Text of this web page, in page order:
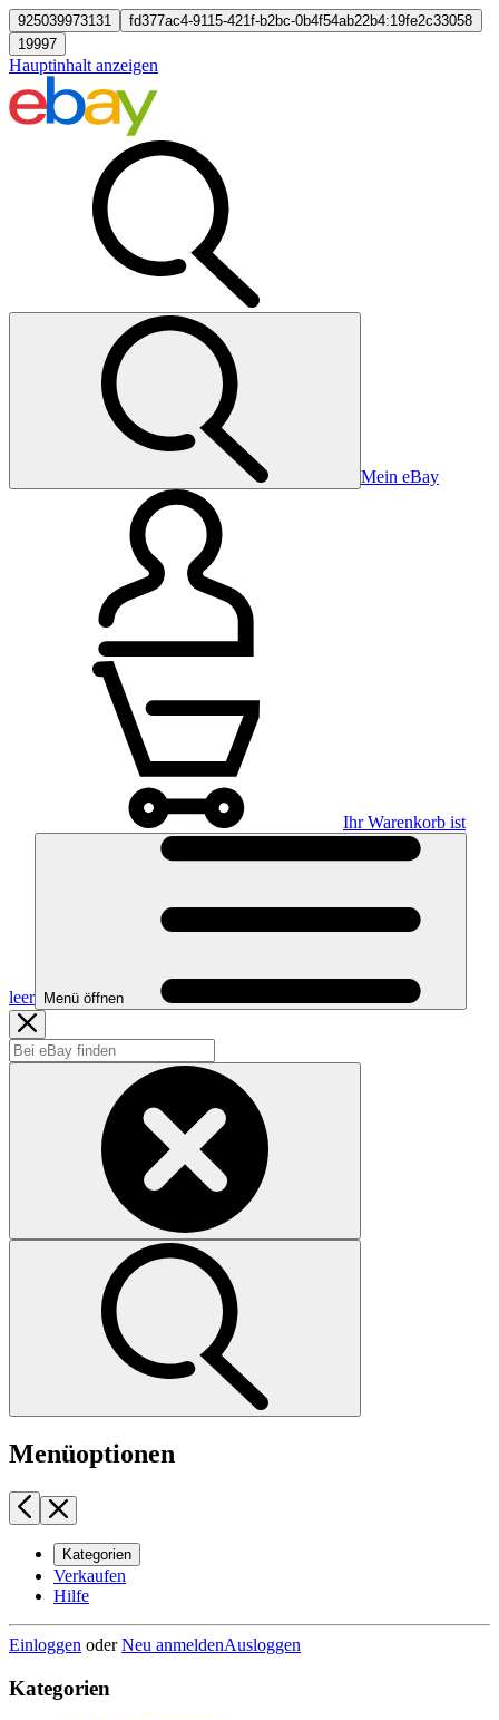
925039973131
fd377ac4-9115-421f-b2bc-0b4f54ab22b4:19fe2c33058
19997
Hauptinhalt anzeigen
Mein eBay
Ihr Warenkorb ist
leer Menü öffnen
Menüoptionen
Kategorien
Verkaufen
Hilfe
Einloggen oderNeu anmeldenAusloggen
Kategorien